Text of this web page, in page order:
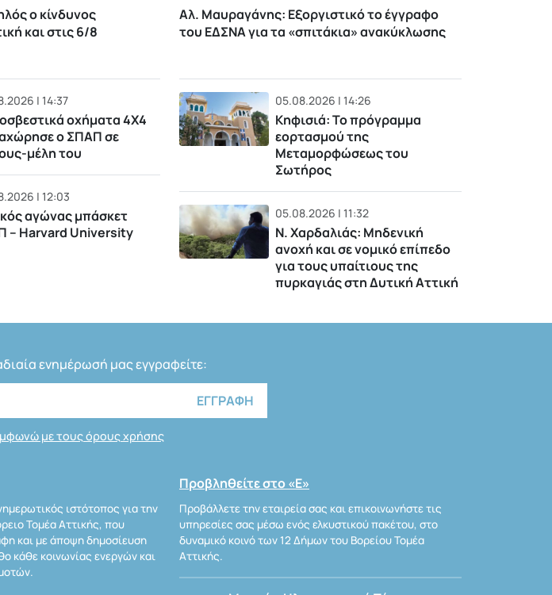
ο κίνδυνος
και στις 6/8
| 14:37
οχήματα 4Χ4
ο ΣΠΑΠ σε
μέλη του
| 12:03
αγώνας μπάσκετ
– Harvard University
Αλ. Μαυραγάνης: Εξοργιστικό το έγγραφο
του ΕΔΣΝΑ για τα «σπιτάκια» ανακύκλωσης
05.08.2026 | 14:26
Κηφισιά: Το πρόγραμμα
εορτασμού της
Μεταμορφώσεως του
Σωτήρος
05.08.2026 | 11:32
Ν. Χαρδαλιάς: Μηδενική
ανοχή και σε νομικό επίπεδο
για τους υπαίτιους της
πυρκαγιάς στη Δυτική Αττική
ενημέρωσή μας εγγραφείτε:
με τους όρους χρήσης
ιστότοπος για την
Τομέα Αττικής, που
και με άποψη δημοσίευση
κάθε κοινωνίας ενεργών και
Προβληθείτε στο «Ε»
Προβάλλετε την εταιρεία σας και επικοινωνήστε τις
υπηρεσίες σας μέσω ενός ελκυστικού πακέτου, στο
δυναμικό κοινό των 12 Δήμων του Βορείου Τομέα
Αττικής.